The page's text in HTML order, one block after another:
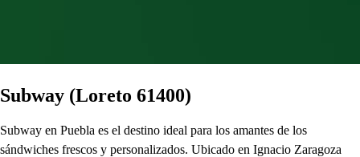
Subway (Loreto 61400)
Subway en Puebla es el destino ideal para los amantes de los
sándwiches frescos y personalizados. Ubicado en Ignacio Zaragoza